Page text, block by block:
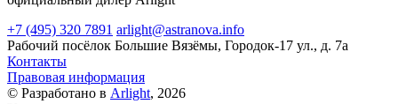
+7 (495) 320 7891 arlight@astranova.info
Рабочий посёлок Большие Вязёмы, Городок-17 ул., д. 7а
Контакты
Правовая информация
© Разработано в Arlight, 2026